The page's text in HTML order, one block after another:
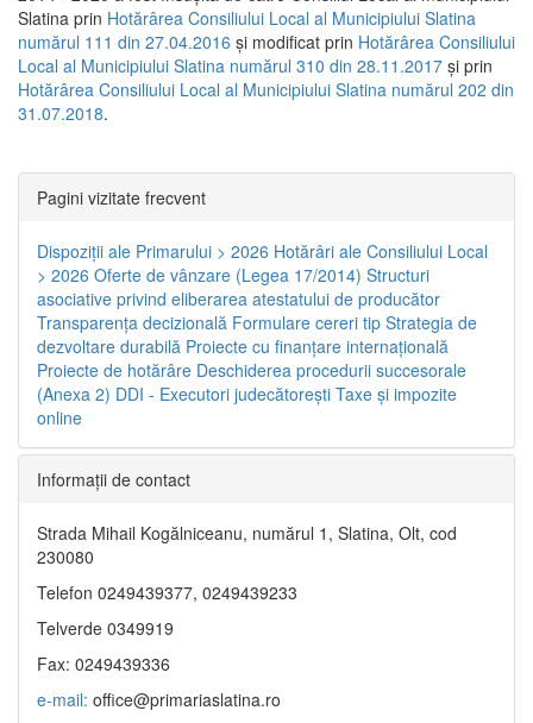
Slatina prin Hotărârea Consiliului Local al Municipiului Slatina
numărul 111 din 27.04.2016 și modificat prin Hotărârea Consiliului
Local al Municipiului Slatina numărul 310 din 28.11.2017 și prin
Hotărârea Consiliului Local al Municipiului Slatina numărul 202 din
31.07.2018.
Pagini vizitate frecvent
Dispoziţii ale Primarului > 2026 Hotărâri ale Consiliului Local
> 2026 Oferte de vânzare (Legea 17/2014) Structuri
asociative privind eliberarea atestatului de producător
Transparenţa decizională Formulare cereri tip Strategia de
dezvoltare durabilă Proiecte cu finanţare internaţională
Proiecte de hotărâre Deschiderea procedurii succesorale
(Anexa 2) DDI - Executori judecătorești Taxe şi impozite
online
Informaţii de contact
Strada Mihail Kogălniceanu, numărul 1, Slatina, Olt, cod
230080
Telefon 0249439377, 0249439233
Telverde 0349919
Fax: 0249439336
e-mail: office@primariaslatina.ro